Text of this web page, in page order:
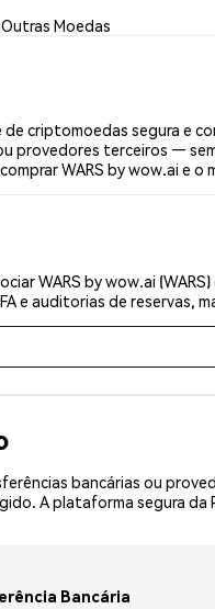
Outras Moedas
de criptomoedas segura e
terceiros —
WARS by wow.ai e o
WARS by wow.ai
e auditorias de
bancárias ou
A plataforma segura da
Bancária